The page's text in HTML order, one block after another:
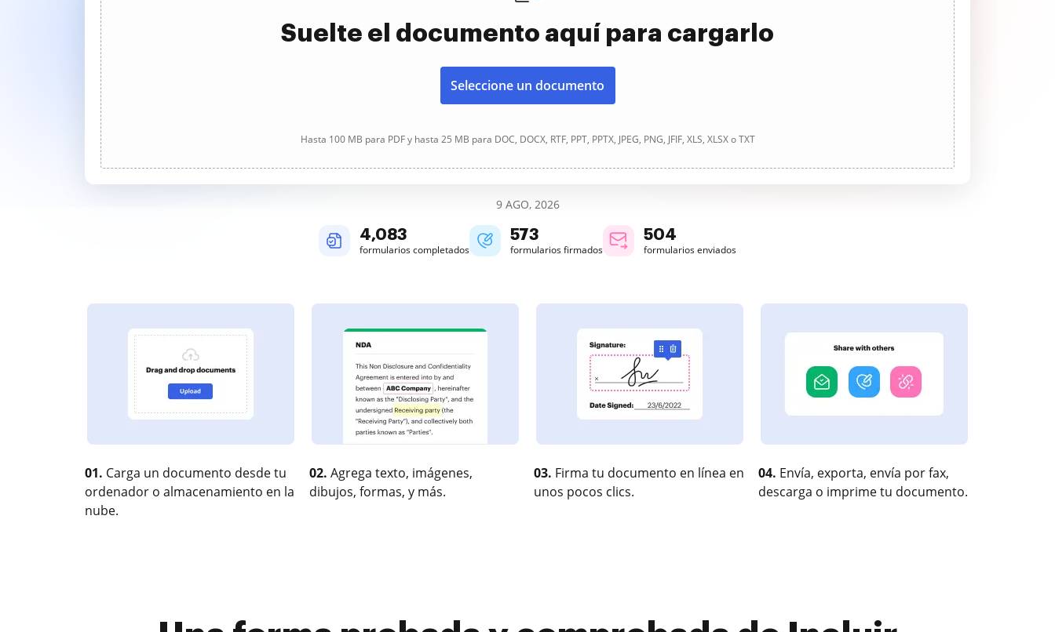
Suelte el documento aquí para cargarlo
Seleccione un documento
Hasta 100 MB para PDF y hasta 25 MB para DOC, DOCX, RTF, PPT, PPTX, JPEG, PNG, JFIF, XLS, XLSX o TXT
9 AGO, 2026
4,084
formularios completados
573
formularios firmados
504
formularios enviados
01. Carga un documento desde tu
ordenador o almacenamiento en la
nube.
02. Agrega texto, imágenes,
dibujos, formas, y más.
03. Firma tu documento en línea en
unos pocos clics.
04. Envía, exporta, envía por fax,
descarga o imprime tu documento.